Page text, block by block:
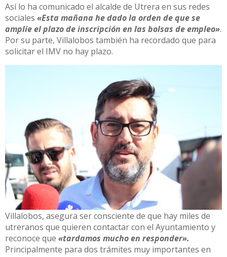
Así lo ha comunicado el alcalde de Utrera en sus redes
sociales «Esta mañana he dado la orden de que se
amplíe el plazo de inscripción en las bolsas de empleo».
Por su parte, Villalobos también ha recordado que para
solicitar el IMV no hay plazo.
Villalobos, asegura ser consciente de que hay miles de
utreranos que quieren contactar con el Ayuntamiento y
reconoce que «tardamos mucho en responder».
Principalmente para dos trámites muy importantes en